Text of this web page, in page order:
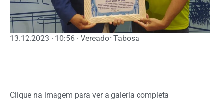
13.12.2023 · 10:56 · Vereador Tabosa
Clique na imagem para ver a galeria completa